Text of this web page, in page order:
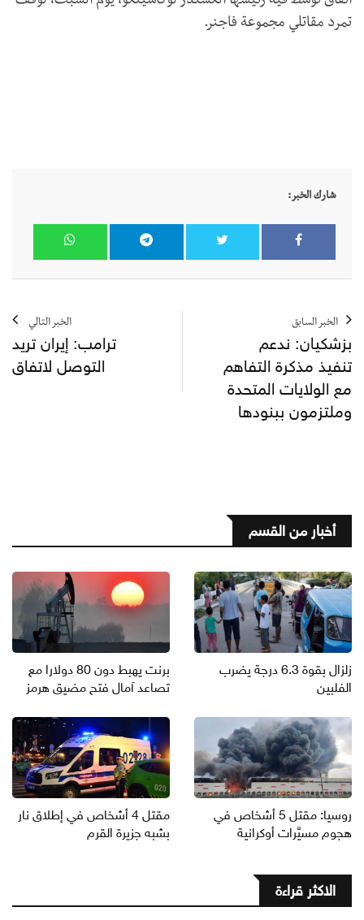
تمرد مقاتلي مجموعة فاجنر.
شارك الخبر:
الخبر السابق
بزشكيان: ندعم
تنفيذ مذكرة التفاهم
مع الولايات المتحدة
وملتزمون ببنودها
الخبر التالي
ترامب: إيران تريد
التوصل لاتفاق
أخبار من القسم
زلزال بقوة 6.3 درجة يضرب
الفلبين
برنت يهبط دون 80 دولارا مع
تصاعد آمال فتح مضيق هرمز
روسيا: مقتل 5 أشخاص في
هجوم مسيَّرات أوكرانية
مقتل 4 أشخاص في إطلاق نار
بشبه جزيرة القرم
الاكثر قراءة